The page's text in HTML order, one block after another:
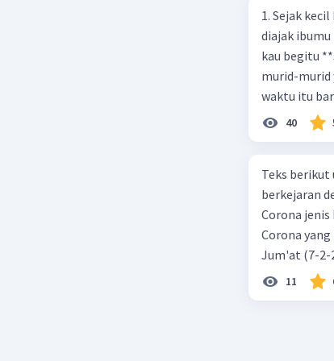
4.
5.
1. Sejak
diajak
kau begitu
murid-murid
waktu itu
40
Teks berikut
berkejaran
Corona
Corona
Jum'at (7-2-
akibat virus
yang
11